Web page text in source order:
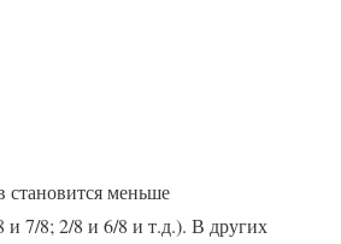
становится меньше
и 7/8; 2/8 и 6/8 и т.д.). В других